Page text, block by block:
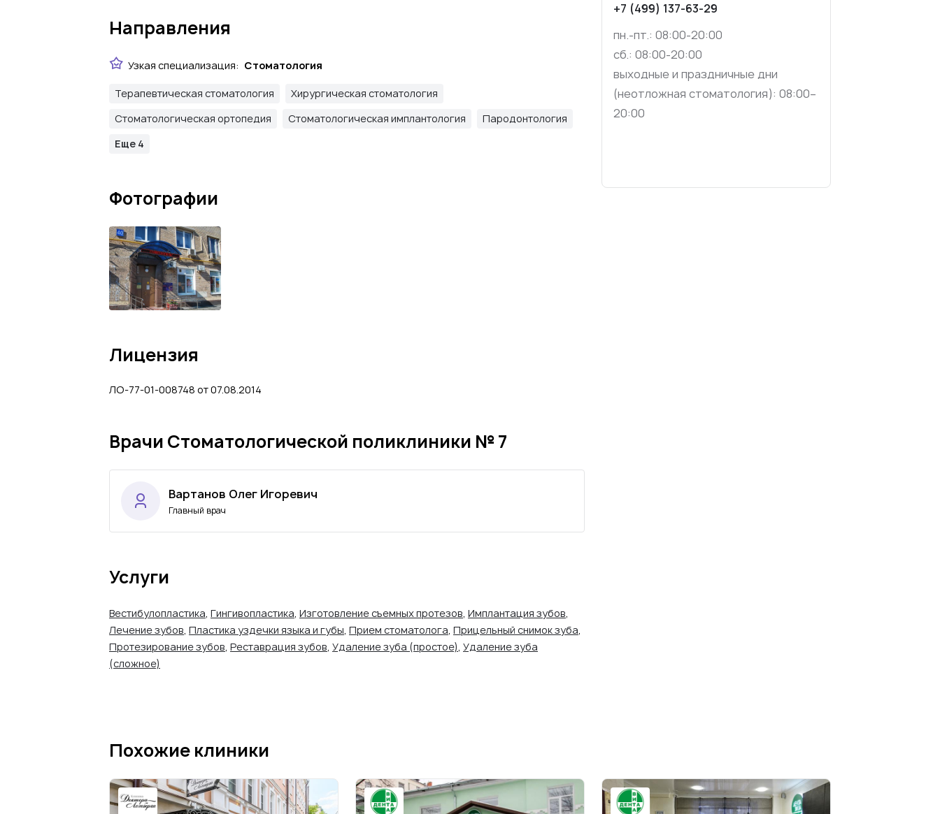
Направления
Узкая специализация: Стоматология
Терапевтическая стоматология
Хирургическая стоматология
Стоматологическая ортопедия
Стоматологическая имплантология
Пародонтология
Еще 4
Фотографии
Лицензия
ЛО-77-01-008748 от 07.08.2014
Врачи Стоматологической поликлиники № 7
Вартанов Олег Игоревич
Главный врач
Услуги
Вестибулопластика, Гингивопластика, Изготовление съемных протезов, Имплантация зубов,
Лечение зубов, Пластика уздечки языка и губы, Прием стоматолога, Прицельный снимок зуба,
Протезирование зубов, Реставрация зубов, Удаление зуба (простое), Удаление зуба
(сложное)
+7 (499) 137-63-29
пн.-пт.: 08:00-20:00
сб.: 08:00-20:00
выходные и праздничные дни
(неотложная стоматология): 08:00–
20:00
Похожие клиники